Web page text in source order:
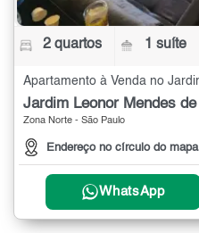
2 quartos 1 suíte
Zona Norte - São Paulo
Endereço no círculo do mapa
WhatsApp